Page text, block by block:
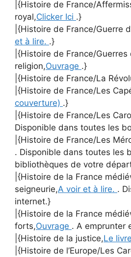
|{Histoire de France/
royal,Clicker Ici .}
|{Histoire de France/Guerre
et à lire. .}
|{Histoire de France/Guerres
religion,Ouvrage .}
|{Histoire de France/La
|{Histoire de France/Les
couverture) .}
|{Histoire de France/Les
Disponible dans toutes les
|{Histoire de France/Les
. Disponible dans toutes les
bibliothèques de votre
|{Histoire de la France
seigneurie,A voir et à lire. .
internet.}
|{Histoire de la France
forts,Ouvrage . A emprunter
|{Histoire de la justice,Le livre
|{Histoire de l’Europe/Les